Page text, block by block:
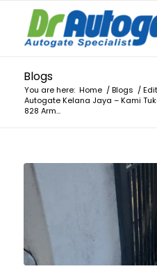
Blogs
You are here: Home / Blogs /
Autogate Kelana Jaya – Kami
828 Arm...